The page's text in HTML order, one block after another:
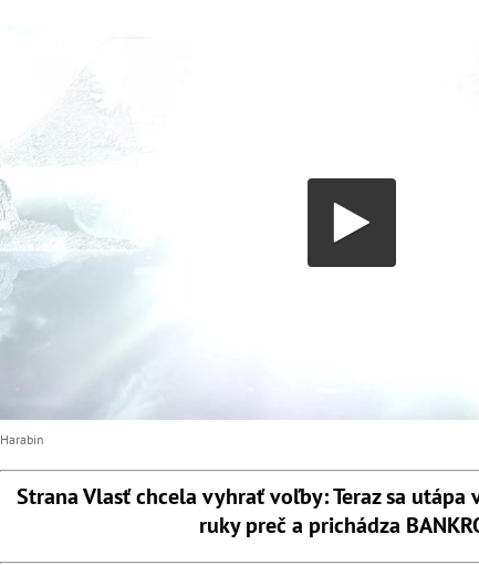
Harabin
Strana Vlasť chcela vyhrať voľby: Teraz sa utápa
ruky preč a prichádza